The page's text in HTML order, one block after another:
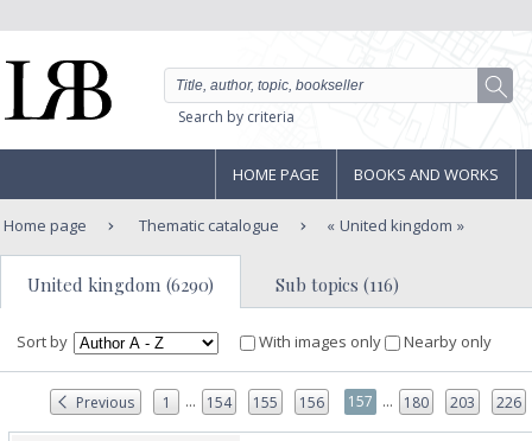
Search by criteria
HOME PAGE BOOKS AND WORKS
Home page Thematic catalogue United kingdom
United kingdom (6290) Sub topics (116)
Sort by With images only Nearby only
Previous 1 ... 154 155 156 157 ... 180 203 226